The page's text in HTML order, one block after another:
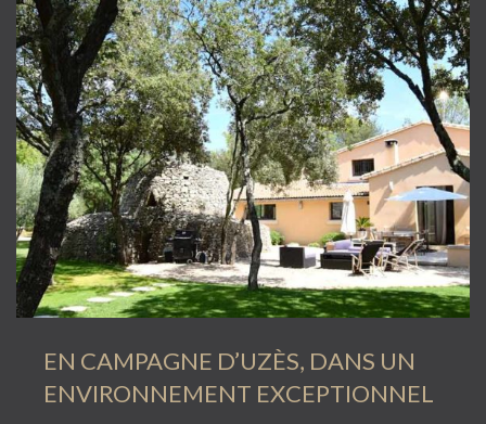
EN CAMPAGNE D’UZÈS, DANS UN
ENVIRONNEMENT EXCEPTIONNEL